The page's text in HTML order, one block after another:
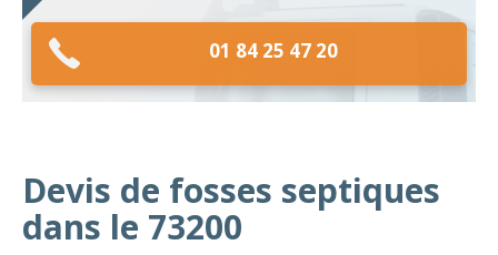
01 84 25 47 20
Devis de fosses septiques
dans le 73200